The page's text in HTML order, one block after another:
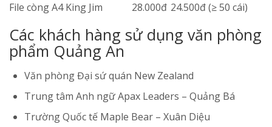
File còng A4 King Jim
28.000đ 24.500đ (≥ 50 cái)
Các khách hàng sử dụng văn phòng
phẩm Quảng An
Văn phòng Đại sứ quán New Zealand
Trung tâm Anh ngữ Apax Leaders – Quảng Bá
Trường Quốc tế Maple Bear – Xuân Diệu